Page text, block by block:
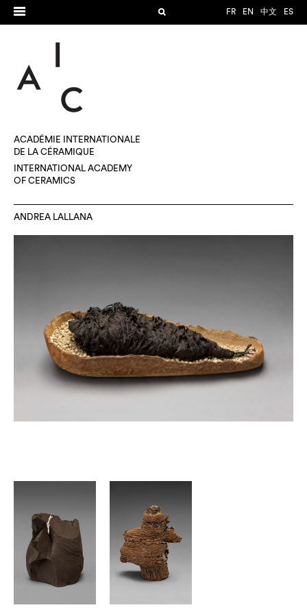
FR EN 中文 ES
ACADÉMIE INTERNATIONALE
DE LA CÉRAMIQUE
INTERNATIONAL ACADEMY
OF CERAMICS
ANDREA LALLANA